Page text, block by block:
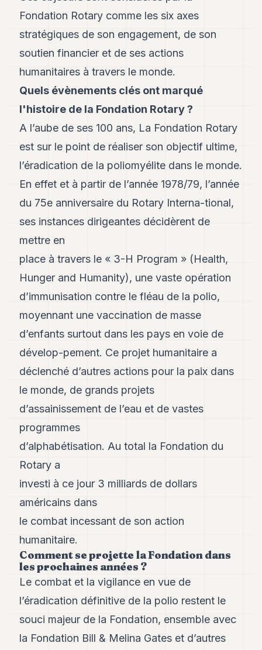
Andy
22
21
Andy
Andy
16
Andy
15
Andy
Andy
12
11
Andy
Andy
Andy
8
Andy
7
Andy
Andy
3
FINANCE
ART
DE
VIVRE
ARTS
ASSURANCE
POLITIQUE
IMMOBILIER
PRIVATE
Fondation Rotary comme les six axes
stratégiques de son engagement, de son
soutien financier et de ses actions
humanitaires à travers le monde.
Quels évènements clés ont marqué
l'histoire de la Fondation Rotary ?
A l’aube de ses 100 ans, La Fondation Rotary
est sur le point de réaliser son objectif ultime,
l’éradication de la poliomyélite dans le monde.
En effet et à partir de l’année 1978/79, l’année
du 75e anniversaire du Rotary Interna-tional,
ses instances dirigeantes décidèrent de
mettre en
place à travers le « 3-H Program » (Health,
Hunger and Humanity), une vaste opération
d’immunisation contre le fléau de la polio,
moyennant une vaccination de masse
d’enfants surtout dans les pays en voie de
dévelop-pement. Ce projet humanitaire a
déclenché d’autres actions pour la paix dans
le monde, de grands projets
d’assainissement de l’eau et de vastes
programmes
d’alphabétisation. Au total la Fondation du
Rotary a
investi à ce jour 3 milliards de dollars
américains dans
le combat incessant de son action
humanitaire.
Comment se projette la Fondation dans
les prochaines années ?
Le combat et la vigilance en vue de
l’éradication définitive de la polio restent le
souci majeur de la Fondation, ensemble avec
la Fondation Bill & Melina Gates et d’autres